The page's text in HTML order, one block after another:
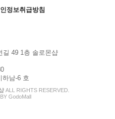
정보취급방침
길 49 1층 솔로몬샵
하남-6 호
ALL RIGHTS RESERVED.
GodoMall